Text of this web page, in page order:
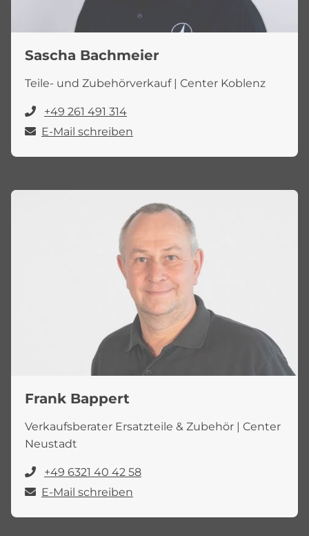
Sascha Bachmeier
Teile- und Zubehörverkauf | Center Koblenz
+49 261 491 314
E-Mail schreiben
Frank Bappert
Verkaufsberater Ersatzteile & Zubehör | Center
Neustadt
+49 6321 40 42 58
E-Mail schreiben